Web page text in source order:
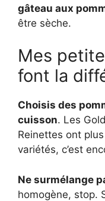
gâteau aux
être sèche.
Mes
font la
Choisis des
cuisson. Les
Reinettes ont
variétés, c’est
Ne surmélange
homogène, stop.